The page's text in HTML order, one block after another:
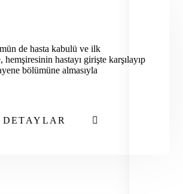
de hasta kabulü ve ilk
hemşiresinin hastayı girişte karşılayıp
bölümüne almasıyla
DETAYLAR